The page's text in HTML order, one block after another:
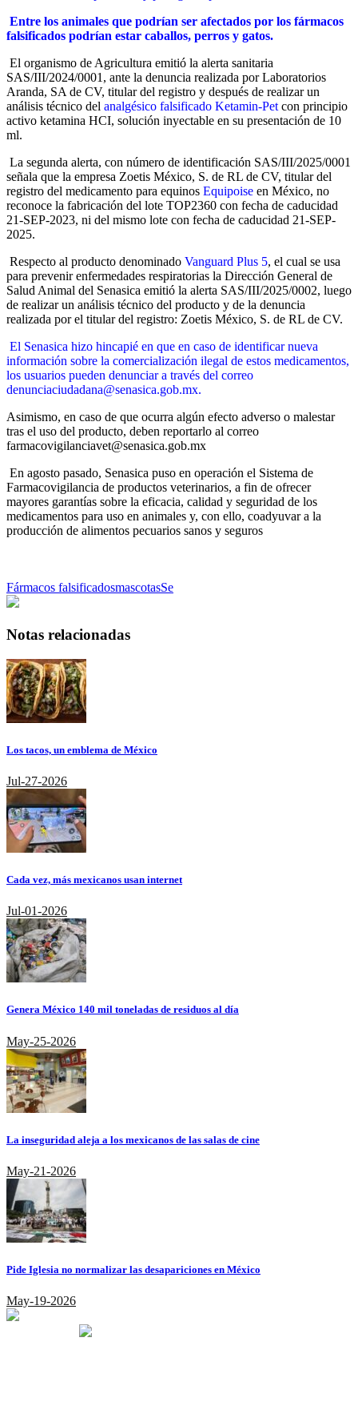
Entre los animales que podrían ser afectados por los fármacos
falsificados podrían estar caballos, perros y gatos.
El organismo de Agricultura emitió la alerta sanitaria
SAS/III/2024/0001, ante la denuncia realizada por Laboratorios
Aranda, SA de CV, titular del registro y después de realizar un
análisis técnico del analgésico falsificado Ketamin-Pet con principio
activo ketamina HCI, solución inyectable en su presentación de 10
ml.
La segunda alerta, con número de identificación SAS/III/2025/0001
señala que la empresa Zoetis México, S. de RL de CV, titular del
registro del medicamento para equinos Equipoise en México, no
reconoce la fabricación del lote TOP2360 con fecha de caducidad
21-SEP-2023, ni del mismo lote con fecha de caducidad 21-SEP-
2025.
Respecto al producto denominado Vanguard Plus 5, el cual se usa
para prevenir enfermedades respiratorias la Dirección General de
Salud Animal del Senasica emitió la alerta SAS/III/2025/0002, luego
de realizar un análisis técnico del producto y de la denuncia
realizada por el titular del registro: Zoetis México, S. de RL de CV.
El Senasica hizo hincapié en que en caso de identificar nueva
información sobre la comercialización ilegal de estos medicamentos,
los usuarios pueden denunciar a través del correo
denunciaciudadana@senasica.gob.mx.
Asimismo, en caso de que ocurra algún efecto adverso o malestar
tras el uso del producto, deben reportarlo al correo
farmacovigilanciavet@senasica.gob.mx
En agosto pasado, Senasica puso en operación el Sistema de
Farmacovigilancia de productos veterinarios, a fin de ofrecer
mayores garantías sobre la eficacia, calidad y seguridad de los
medicamentos para uso en animales y, con ello, coadyuvar a la
producción de alimentos pecuarios sanos y seguros
Fármacos falsificadosmascotasSe
Notas relacionadas
Los tacos, un emblema de México
Jul-27-2026
Cada vez, más mexicanos usan internet
Jul-01-2026
Genera México 140 mil toneladas de residuos al día
May-25-2026
La inseguridad aleja a los mexicanos de las salas de cine
May-21-2026
Pide Iglesia no normalizar las desapariciones en México
May-19-2026